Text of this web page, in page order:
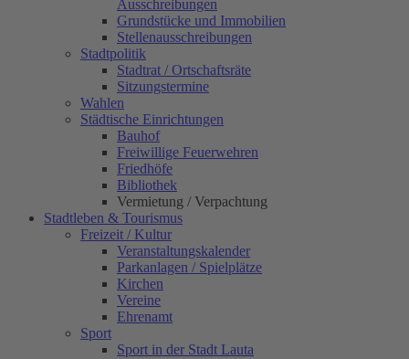
Ausschreibungen
Grundstücke und Immobilien
Stellenausschreibungen
Stadtpolitik
Stadtrat / Ortschaftsräte
Sitzungstermine
Wahlen
Städtische Einrichtungen
Bauhof
Freiwillige Feuerwehren
Friedhöfe
Bibliothek
Vermietung / Verpachtung
Stadtleben & Tourismus
Freizeit / Kultur
Veranstaltungskalender
Parkanlagen / Spielplätze
Kirchen
Vereine
Ehrenamt
Sport
Sport in der Stadt Lauta